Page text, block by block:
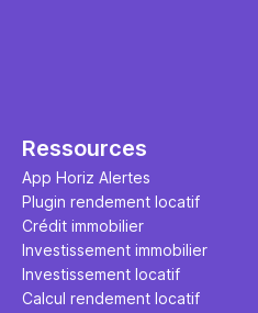
Ressources
App Horiz Alertes
Plugin rendement locatif
Crédit immobilier
Investissement immobilier
Investissement locatif
Calcul rendement locatif